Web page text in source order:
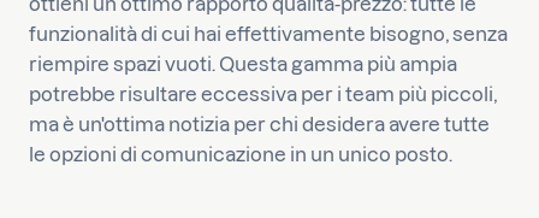
funzionalità di cui hai effettivamente bisogno, senza
riempire spazi vuoti. Questa gamma più ampia
potrebbe risultare eccessiva per i team più piccoli,
ma è un'ottima notizia per chi desidera avere tutte
le opzioni di comunicazione in un unico posto.